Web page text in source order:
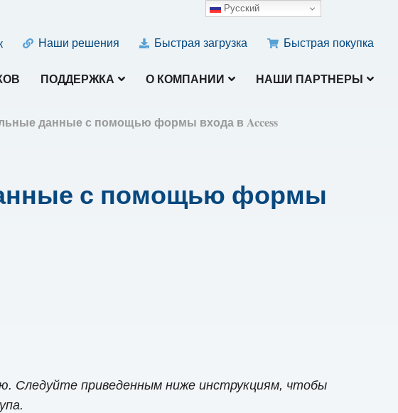
Наши решения Быстрая загрузка Быстрая покупка
ПОДДЕРЖКА О КОМПАНИИ НАШИ ПАРТНЕРЫ
данные с помощью формы входа в Access
с помощью формы
Следуйте приведенным ниже инструкциям, чтобы
Русский